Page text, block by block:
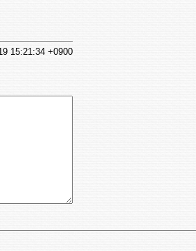
15:21:34 +0900